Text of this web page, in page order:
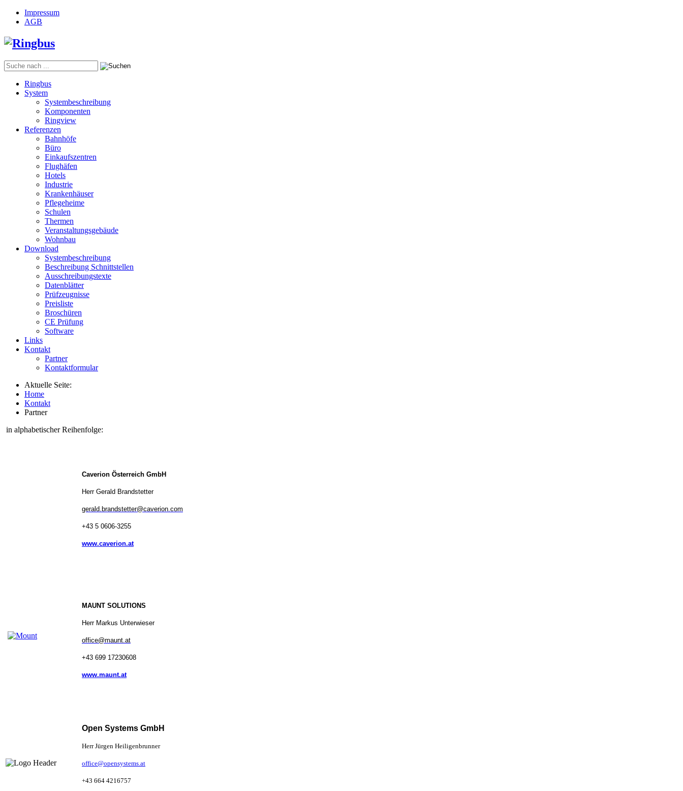
Impressum
AGB
Ringbus
System
Systembeschreibung
Komponenten
Ringview
Referenzen
Bahnhöfe
Büro
Einkaufszentren
Flughäfen
Hotels
Industrie
Krankenhäuser
Pflegeheime
Schulen
Thermen
Veranstaltungsgebäude
Wohnbau
Download
Systembeschreibung
Beschreibung Schnittstellen
Ausschreibungstexte
Datenblätter
Prüfzeugnisse
Preisliste
Broschüren
CE Prüfung
Software
Links
Kontakt
Partner
Kontaktformular
Aktuelle Seite:
Home
Kontakt
Partner
in alphabetischer Reihenfolge:
Caverion Österreich GmbH
Herr Gerald Brandstetter
gerald.brandstetter@caverion.com
+43 5 0606-3255
www.caverion.at
MAUNT SOLUTIONS
Herr Markus Unterwieser
office@maunt.at
+43 699 17230608
www.maunt.at
Open Systems GmbH
Herr Jürgen Heiligenbrunner
office@opensystems.at
+43 664 4216757